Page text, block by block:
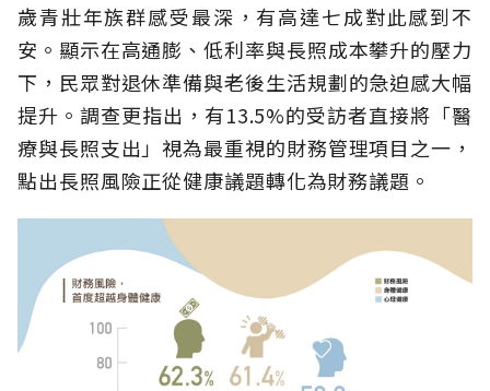
歲青壯年族群感受最深，有高達七成對此感到不
安。顯示在高通膨、低利率與長照成本攀升的壓力
下，民眾對退休準備與老後生活規劃的急迫感大幅
提升。調查更指出，有13.5%的受訪者直接將「醫
療與長照支出」視為最重視的財務管理項目之一，
點出長照風險正從健康議題轉化為財務議題。